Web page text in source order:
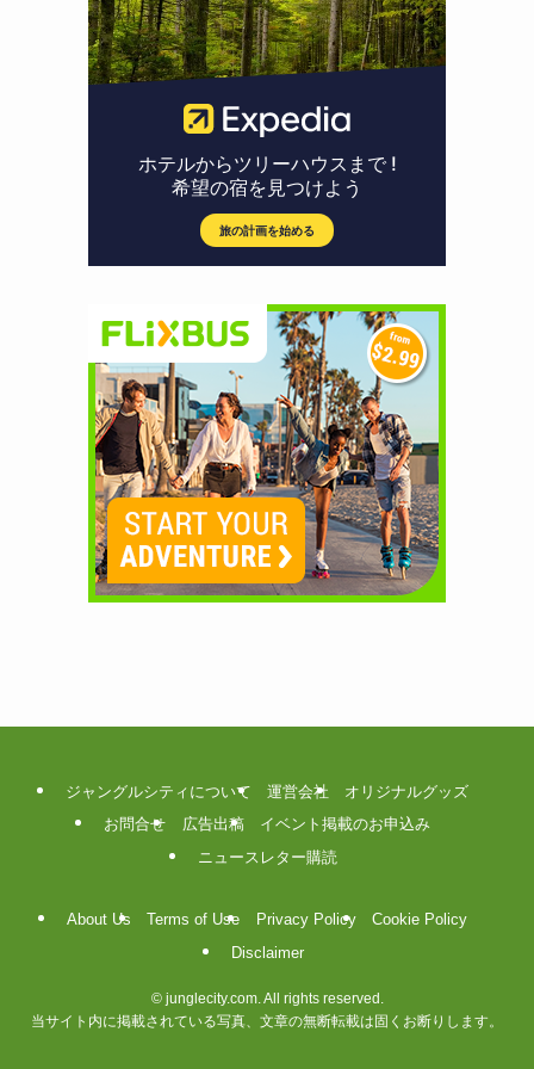
ジャングルシティについて 運営会社
オリジナルグッズ
お問合せ
広告出稿
イベント掲載のお申込み
ニュースレター購読
About Us Terms of Use Privacy Policy
Cookie Policy
Disclaimer
©junglecity.com. All rights reserved.
当サイト内に掲載されている写真、文章の無断転載は固くお断りします。